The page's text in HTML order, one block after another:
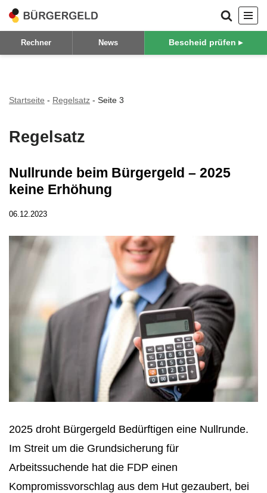
Zum
Inhalt
Rechner News Bescheid prüfen ▸
Startseite - Regelsatz - Seite 3
Regelsatz
Nullrunde beim Bürgergeld – 2025
keine Erhöhung
06.12.2023
2025 droht Bürgergeld Bedürftigen eine Nullrunde.
Im Streit um die Grundsicherung für
Arbeitssuchende hat die FDP einen
Kompromissvorschlag aus dem Hut gezaubert, bei